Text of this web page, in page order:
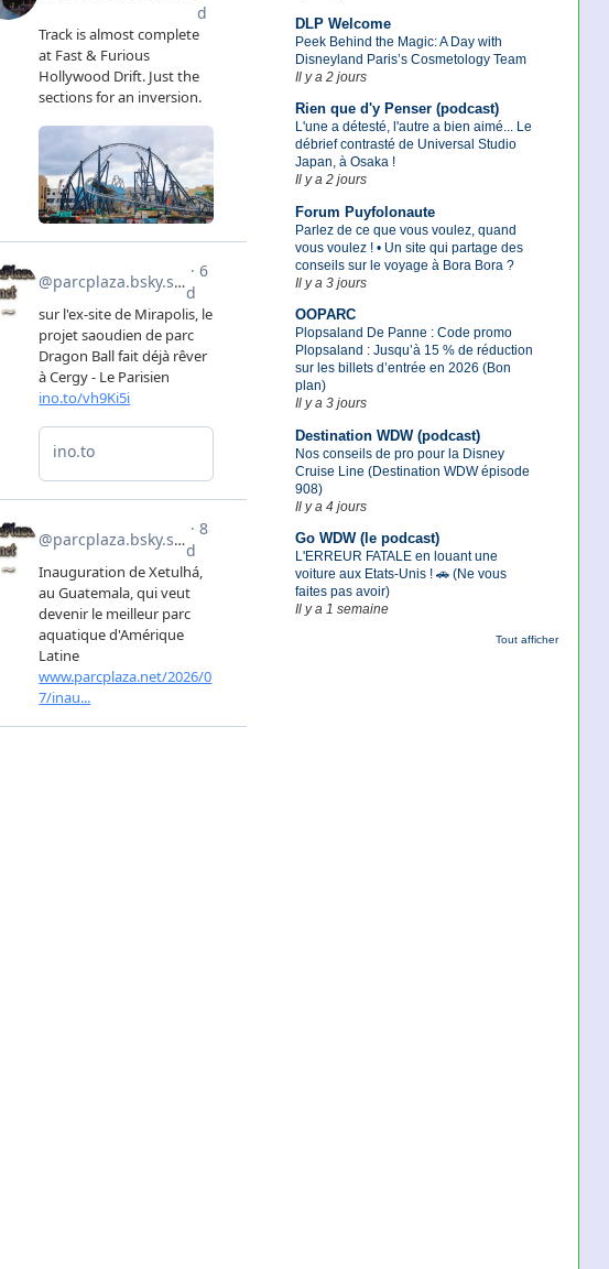
DLP Welcome
Peek Behind the Magic: A Day with
Disneyland Paris’s Cosmetology Team
Il y a 2 jours
Rien que d'y Penser (podcast)
L'une a détesté, l'autre a bien aimé... Le
débrief contrasté de Universal Studio
Japan, à Osaka !
Il y a 2 jours
Forum Puyfolonaute
Parlez de ce que vous voulez, quand
vous voulez ! • Un site qui partage des
conseils sur le voyage à Bora Bora ?
Il y a 3 jours
OOPARC
Plopsaland De Panne : Code promo
Plopsaland : Jusqu’à 15 % de réduction
sur les billets d’entrée en 2026 (Bon
plan)
Il y a 3 jours
Destination WDW (podcast)
Nos conseils de pro pour la Disney
Cruise Line (Destination WDW épisode
908)
Il y a 4 jours
Go WDW (le podcast)
L'ERREUR FATALE en louant une
voiture aux Etats-Unis ! 🚗 (Ne vous
faites pas avoir)
Il y a 1 semaine
Tout afficher